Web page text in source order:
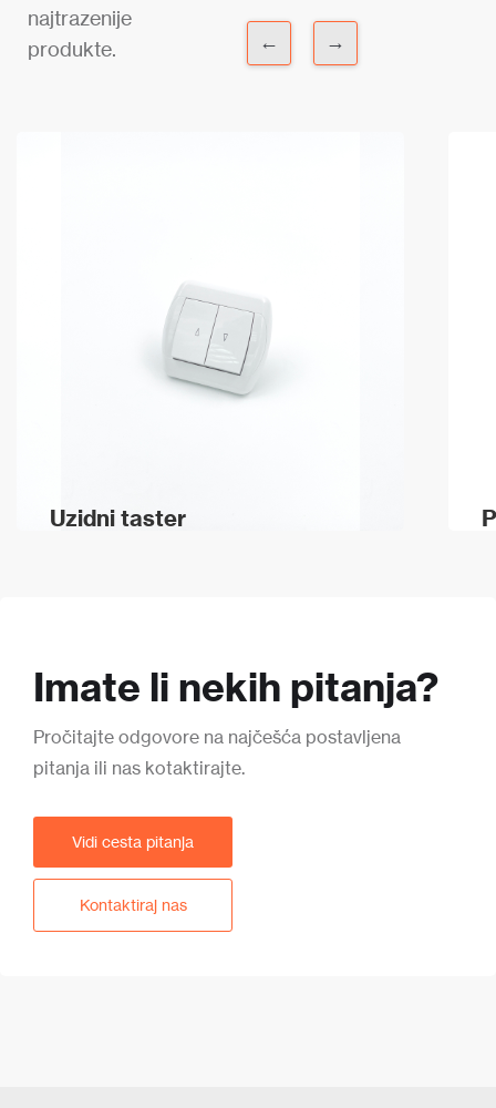
najtrazenije
produkte.
← →
Uzidni taster
Imate li nekih pitanja?
Pročitajte odgovore na najčešća postavljena
pitanja ili nas kotaktirajte.
Vidi cesta pitanja
Kontaktiraj nas